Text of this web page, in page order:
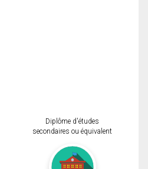
Diplôme d'études
secondaires ou équivalent